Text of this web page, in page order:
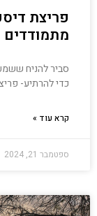
פריצת
מתמודדים
סביר להניח
כדי להרתיע-
קרא עוד »
ספטמבר 21, 2024